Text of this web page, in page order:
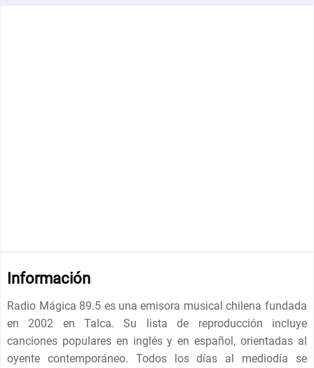
Información
Radio Mágica 89.5 es una emisora ​​musical chilena fundada
en 2002 en Talca. Su lista de reproducción incluye
canciones populares en inglés y en español, orientadas al
oyente contemporáneo. Todos los días al mediodía se